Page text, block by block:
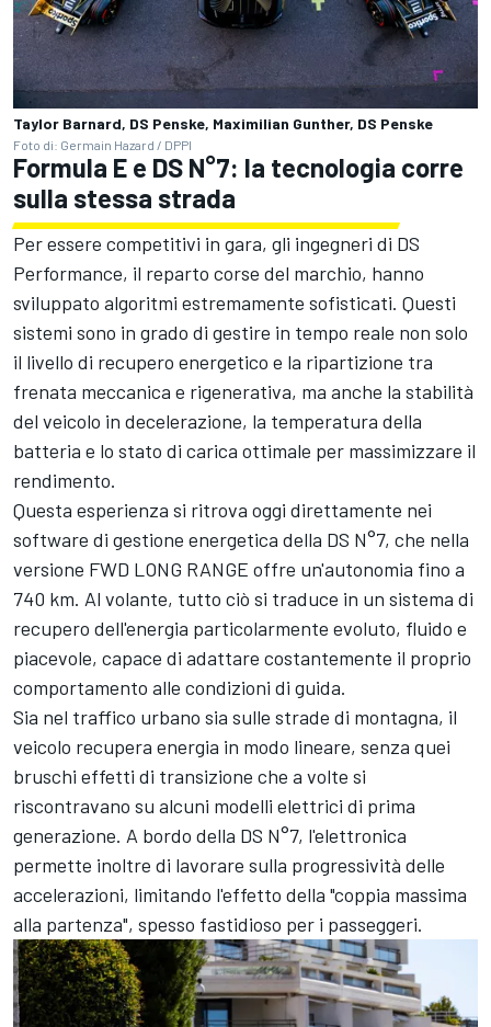
Taylor Barnard, DS Penske, Maximilian Gunther, DS Penske
Foto di: Germain Hazard / DPPI
Formula E e DS N°7: la tecnologia corre
sulla stessa strada
Per essere competitivi in gara, gli ingegneri di DS
Performance, il reparto corse del marchio, hanno
sviluppato algoritmi estremamente sofisticati. Questi
sistemi sono in grado di gestire in tempo reale non solo
il livello di recupero energetico e la ripartizione tra
frenata meccanica e rigenerativa, ma anche la stabilità
del veicolo in decelerazione, la temperatura della
batteria e lo stato di carica ottimale per massimizzare il
rendimento.
Questa esperienza si ritrova oggi direttamente nei
software di gestione energetica della DS N°7, che nella
versione FWD LONG RANGE offre un'autonomia fino a
740 km. Al volante, tutto ciò si traduce in un sistema di
recupero dell'energia particolarmente evoluto, fluido e
piacevole, capace di adattare costantemente il proprio
comportamento alle condizioni di guida.
Sia nel traffico urbano sia sulle strade di montagna, il
veicolo recupera energia in modo lineare, senza quei
bruschi effetti di transizione che a volte si
riscontravano su alcuni modelli elettrici di prima
generazione. A bordo della DS N°7, l'elettronica
permette inoltre di lavorare sulla progressività delle
accelerazioni, limitando l'effetto della "coppia massima
alla partenza", spesso fastidioso per i passeggeri.